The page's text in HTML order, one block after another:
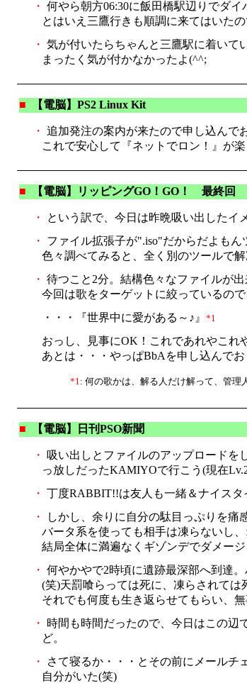
・ 何やら朝方06:30に飯田橋駅辺りでダ
とはいえ三鷹行きも順調に来てはいた
・ 気が付いたらちゃんと三鷹駅に着いて
まったく気が付かなかったよ(^^;
■ 【電脳】PS2 Linux Kit
・ 追加発注の案内が来たので申し込んで
これで安心して『ネットでロン！』が楽
■ 【電脳】リッピングGO！GO！ 最終回
・
という訳で、今日は昨晩吸い出したイ
・
ファイル拡張子が".iso"だからだよも
色々調べてみると、全く別のツールで
・ 待つこと2分。結構色々なファイルが出
今回は歌をターゲットに絞っているの
・・・『世界中に愛がある～♪』*1
おっし、見事にOK！これであれやこれ
あとは・・・やっぱBbAを申し込んで
*1: 何の歌かは、解る人だけ解って、管理
■ 【電脳】日刊PSO新聞
・
吸い出しとファイルのアップロードを
っ放しだったKAMIYOで行こう(現在
・ 丁度RABBIT!!は友人も一緒＆ナイスタ
・
しかし、余りに自分の駄目っぷりを痛
バータ系を使っても相手は凍らないし
結局全体に満遍なくギゾンデでダメー
・ 何やかやで2時頃に遺跡最深部へ到達
(笑)天罰喰らっては死に、凍らされて
それでも何度も生き返らせてもらい、
・
時間も時間だったので、今日はこの辺
ど。
・
さて寝るか・・・とその前にメールチ
自分がいた(笑)